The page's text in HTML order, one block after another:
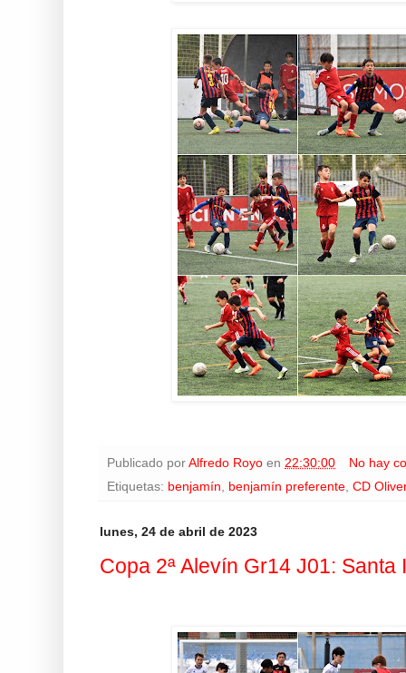
Publicado por Alfredo Royo en 22:30:00
No hay
Etiquetas: benjamín, benjamín preferente, CD Oliver
lunes, 24 de abril de 2023
Copa 2ª Alevín Gr14 J01: Santa